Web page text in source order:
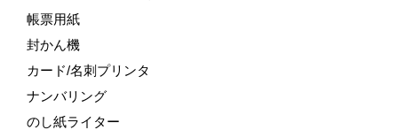
帳票用紙
封かん機
カード/名刺プリンタ
ナンバリング
のし紙ライター